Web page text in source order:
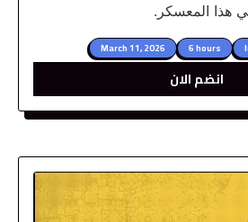
هذا المعسكر.
6 hours
March 11, 2026
انضم الان